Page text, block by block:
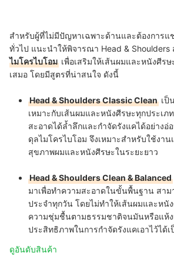
สำหรับผู้ที่ไม่มีปัญหาเฉพาะด้านและต้องการแ
ทั่วไป แนะนำให้พิจารณา Head & Shoulders
ไมโครไบโอม เพื่อเสริมให้เส้นผมและหนังศีร
เสมอ โดยมีสูตรที่น่าสนใจ ดังนี้
Head & Shoulders Classic Clean เป็
เหมาะกับเส้นผมและหนังศีรษะทุกประเภ
สะอาดได้ล้ำลึกและกำจัดรังแคได้อย่างอ่
ดุลไมโครไบโอม จึงเหมาะสำหรับใช้งาน
สุขภาพผมและหนังศีรษะในระยะยาว
Head & Shoulders Clean & Balanced
มาเพื่อทำความสะอาดในขั้นพื้นฐาน สาม
ประจำทุกวัน โดยไม่ทำให้เส้นผมและหนั
ความชุ่มชื้นตามธรรมชาติจนมันหรือแห้ง
ประสิทธิภาพในการกำจัดรังแคเอาไว้ได้เ
ดูอันดับสินค้า